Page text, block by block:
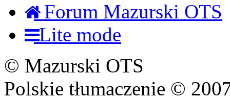
Forum Mazurski OTS
Lite mode
© Mazurski OTS
Polskie tłumaczenie ©